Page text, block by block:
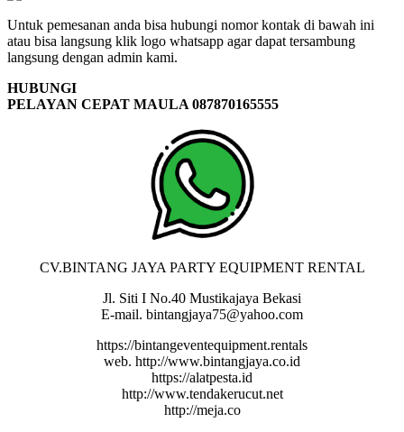
Untuk pemesanan anda bisa hubungi nomor kontak di bawah ini
atau bisa langsung klik logo whatsapp agar dapat tersambung
langsung dengan admin kami.
HUBUNGI
PELAYAN CEPAT MAULA 087870165555
CV.BINTANG JAYA PARTY EQUIPMENT RENTAL
Jl. Siti I No.40 Mustikajaya Bekasi
E-mail. bintangjaya75@yahoo.com
https://bintangeventequipment.rentals
web. http://www.bintangjaya.co.id
https://alatpesta.id
http://www.tendakerucut.net
http://meja.co